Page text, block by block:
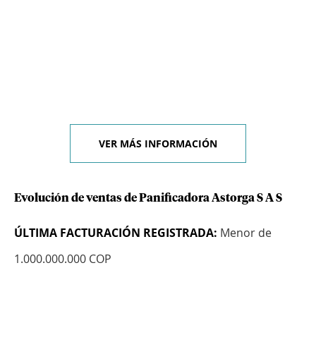
VER MÁS INFORMACIÓN
Evolución de ventas de Panificadora Astorga S A S
ÚLTIMA FACTURACIÓN REGISTRADA: Menor de
1.000.000.000 COP